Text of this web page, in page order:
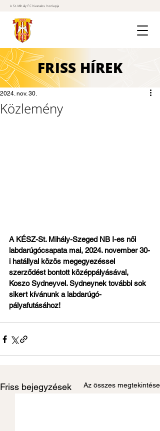
A St. Mihály FC hivatalos honlapja
FRISS HÍREK
Közlemény
2024. nov. 30.
A KÉSZ-St. Mihály-Szeged NB I-es női
labdarúgócsapata mai, 2024. november 30-
i hatállyal közös megegyezéssel
szerződést bontott középpályásával,
Koszo Sydneyvel. Sydneynek további sok
sikert kívánunk a labdarúgó-
pályafutásához!
Friss bejegyzések Az összes megtekintése